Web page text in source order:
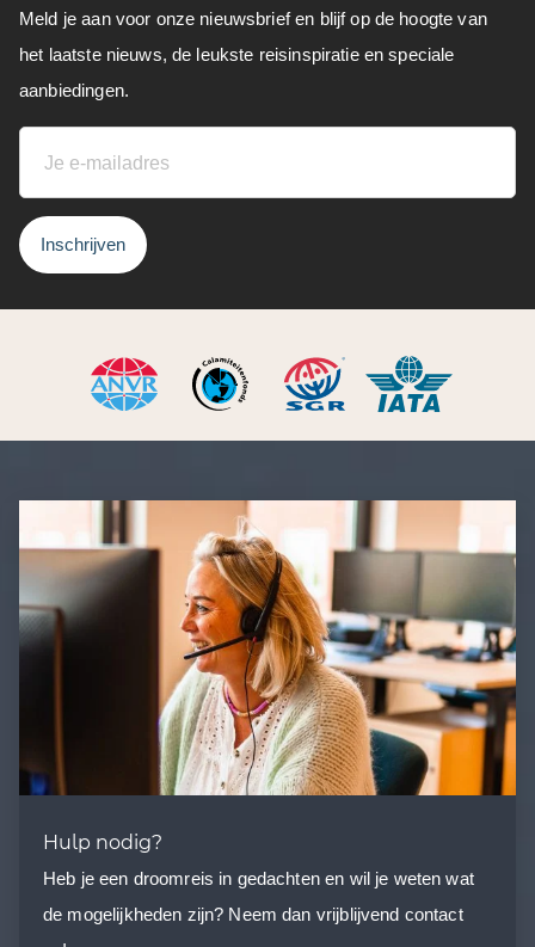
Meld je aan voor onze nieuwsbrief en blijf op de hoogte van
het laatste nieuws, de leukste reisinspiratie en speciale
aanbiedingen.
Inschrijven
Hulp nodig?
Heb je een droomreis in gedachten en wil je weten wat
de mogelijkheden zijn? Neem dan vrijblijvend contact